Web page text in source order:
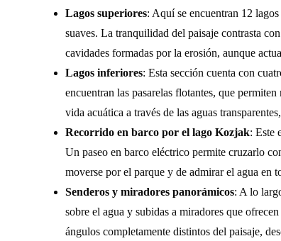
Lagos superiores: Aquí se encuentran 12
suaves. La tranquilidad del paisaje contrasta
cavidades formadas por la erosión, aunque
Lagos inferiores: Esta sección cuenta con
encuentran las pasarelas flotantes, que
vida acuática a través de las aguas
Recorrido en barco por el lago Kozjak: Este
Un paseo en barco eléctrico permite cruzarlo
moverse por el parque y de admirar el agua en
Senderos y miradores panorámicos: A lo
sobre el agua y subidas a miradores que
ángulos completamente distintos del paisaje,